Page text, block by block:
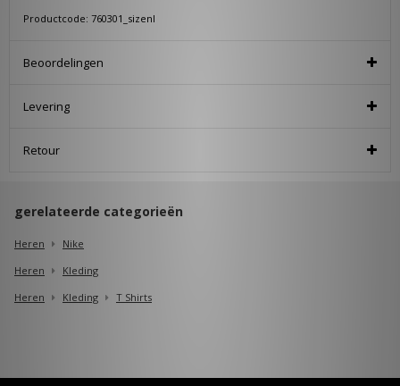
Productcode: 760301_sizenl
Beoordelingen
Levering
Retour
gerelateerde categorieën
Heren
Nike
Heren
Kleding
Heren
Kleding T Shirts